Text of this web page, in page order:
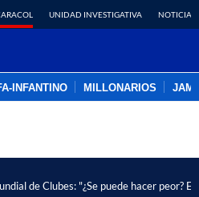
UNIDAD INVESTIGATIVA NOTICIAS
INFANTINO MILLONARIOS
de Clubes: "¿Se puede hacer peor?